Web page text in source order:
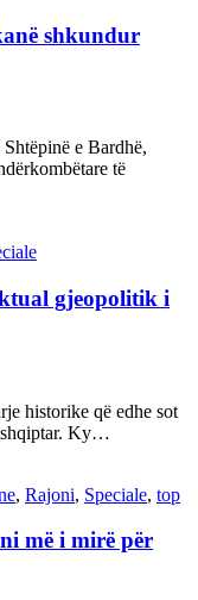
shkundur
e Bardhë,
të
gjeopolitik i
historike që edhe sot
shqiptar. Ky…
, Rajoni, Speciale, top
më i mirë për